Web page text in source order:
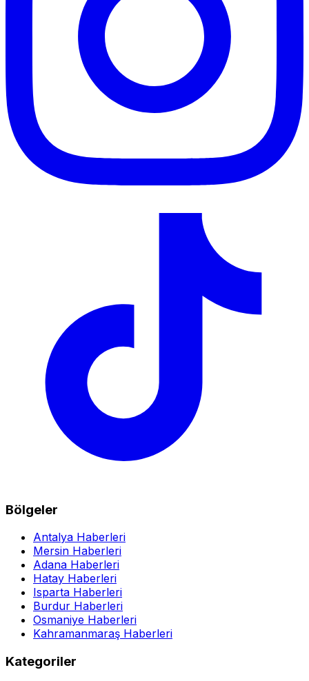
Bölgeler
Antalya Haberleri
Mersin Haberleri
Adana Haberleri
Hatay Haberleri
Isparta Haberleri
Burdur Haberleri
Osmaniye Haberleri
Kahramanmaraş Haberleri
Kategoriler